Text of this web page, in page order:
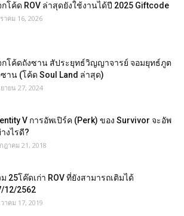
กโค้ด ROV ล่าสุดยังใช้งานได้ปี 2025 Giftcode
าคม 16, 2026
กโค้ดถังซาน สัประยุทธ์วิญญาจารย์ จอมยุทธ์ภูต
ซาน (โค้ด Soul Land ล่าสุด)
ายน 27, 2024
V การอัพเปิร์ค (Perk) ของ Survivor จะอัพ
งไรดี?
ฎาคม 21, 2018
25โค๊ดเก่า ROV ที่ยังสามารถเติมได้
12/2562
าคม 17, 2019